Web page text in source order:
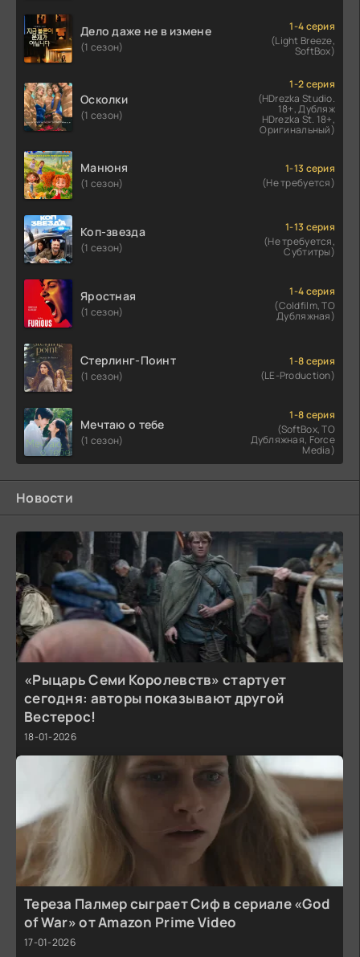
Дело даже не в измене
(1 сезон)
1-4 серия
(Light Breeze,
SoftBox)
Осколки
(1 сезон)
1-2 серия
(HDrezka Studio.
18+, Дубляж
HDrezka St. 18+,
Оригинальный)
Манюня
(1 сезон)
1-13 серия
(Не требуется)
Коп-звезда
(1 сезон)
1-13 серия
(Не требуется,
Субтитры)
Яростная
(1 сезон)
1-4 серия
(Coldfilm, ТО
Дубляжная)
Стерлинг-Поинт
(1 сезон)
1-8 серия
(LE-Production)
Мечтаю о тебе
(1 сезон)
1-8 серия
(SoftBox, ТО
Дубляжная, Force
Media)
Новости
«Рыцарь Семи Королевств» стартует
сегодня: авторы показывают другой
Вестерос!
18-01-2026
Тереза Палмер сыграет Сиф в сериале «God
of War» от Amazon Prime Video
17-01-2026